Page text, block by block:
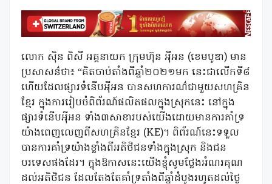
លោក ស៊ិន ពិសី អគ្គនាយក ក្រុមហ៊ុន អុីអន (ខេមបូឌា) មាន
ប្រសាសន៌ថា៖ “គិតចាប់តាំងពីឆ្នាំ២០២១មក នេះជាលើកទី៨
ហើយដែលផ្សារទំនើបអុីអន បានសហការណ៌ជាមួយសហគ្រិន
ខ្មែរ ក្នុងការរៀបចំពិព័រណ៍ផលិតផលក្នុងស្រុកនេះ នៅក្នុង
ផ្សារទំនើបអុីអន ទាំង៣សាខារបស់យើងដោយមានការគាំទ្រ
យ៉ាងពេញលេញពីសហគ្រិនខ្មែរ (KE)។ ពិព័រណ៍នេះទទួល
បានការគាំទ្រយ៉ាងខ្លាំងពីអតិថិជនទាំងក្នុងស្រុក និងជន
បរទេសផងដែរ។ ក្នុងឱកាសនេះយើងខ្ញុំសូមថ្លែងអំណរគុណ
ដល់អតិថិជន ដែលតែងតែគាំទ្រតាំងពីឆ្នាំដំបូងរហូតដល់ថ្ងៃ